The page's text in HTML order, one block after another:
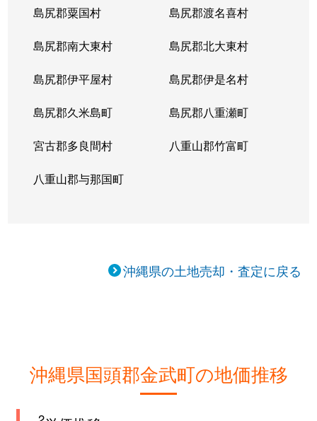
島尻郡粟国村 島尻郡渡名喜村
島尻郡南大東村 島尻郡北大東村
島尻郡伊平屋村 島尻郡伊是名村
島尻郡久米島町 島尻郡八重瀬町
宮古郡多良間村 八重山郡竹富町
八重山郡与那国町
沖縄県の土地売却・査定に戻る
沖縄県国頭郡金武町の地価推移